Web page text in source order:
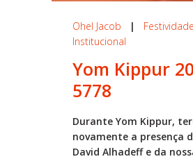
Ohel Jacob |
Institucional
Yom Kippur
5778
Durante Yom Kippur,
novamente a presença
David Alhadeff e da